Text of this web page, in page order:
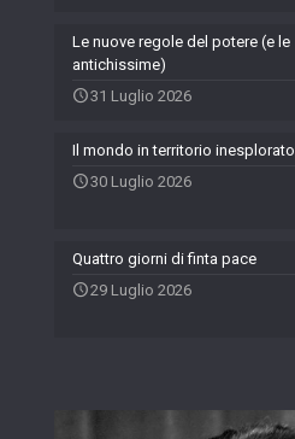
Le nuove regole del potere (e le
antichissime)
31 Luglio 2026
Il mondo in territorio inesplorato
30 Luglio 2026
Quattro giorni di finta pace
29 Luglio 2026